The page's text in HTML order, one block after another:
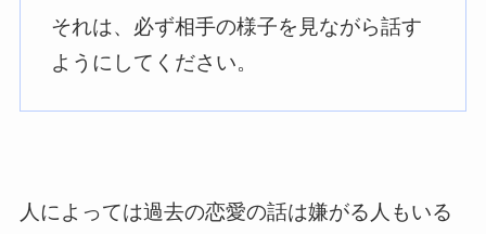
それは、必ず相手の様子を見ながら話す
ようにしてください。
人によっては過去の恋愛の話は嫌がる人もいる